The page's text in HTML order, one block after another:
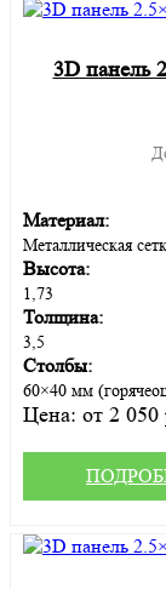
3D панель
Материал:
Металлическая
Высота:
1,73
Толщина:
3,5
Столбы:
60×40 мм
Цена: от 2